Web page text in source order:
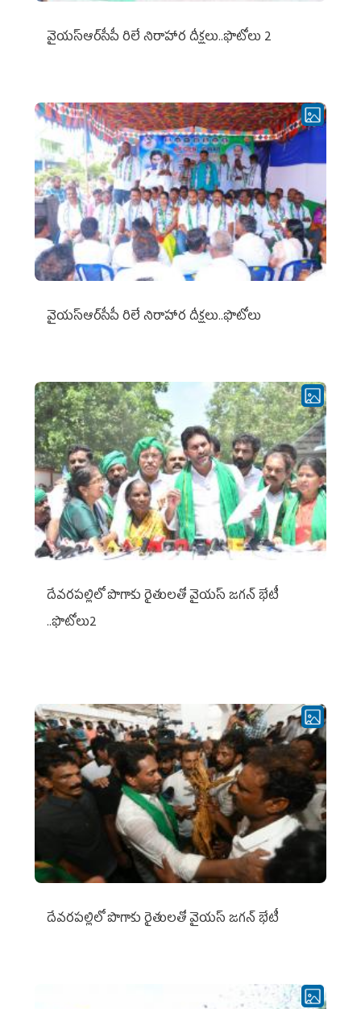
వైయ‌స్ఆర్‌సీపీ రిలే నిరాహార దీక్షలు..ఫొటోలు 2
వైయ‌స్ఆర్‌సీపీ రిలే నిరాహార దీక్షలు..ఫొటోలు
దేవరపల్లిలో పొగాకు రైతులతో వైయస్ జగన్ భేటీ
..ఫొటోలు2
దేవరపల్లిలో పొగాకు రైతులతో వైయస్ జగన్ భేటీ